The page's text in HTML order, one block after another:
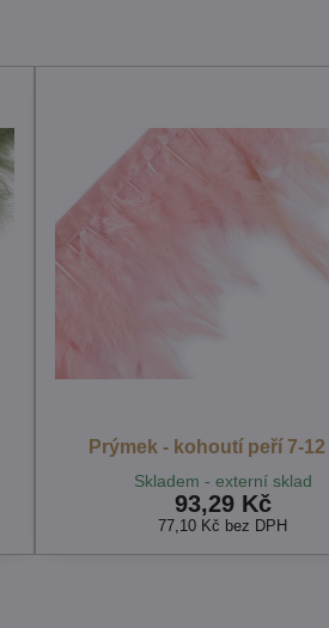
Prýmek - kohoutí peří 7-
Skladem - externí sklad
93,29 Kč
77,10 Kč bez DPH